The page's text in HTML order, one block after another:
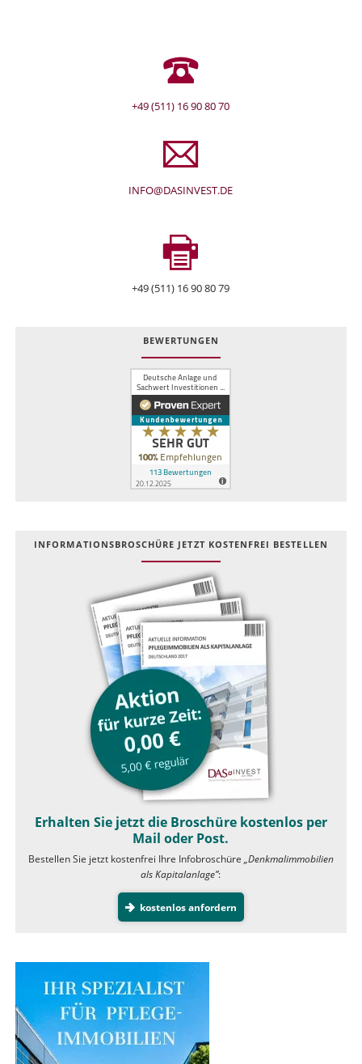
+49 (511) 16 90 80 70
INFO@DASINVEST.DE
+49 (511) 16 90 80 79
BEWERTUNGEN
INFOR­MATIONS­BROSCHÜRE JETZT KOSTEN­FREI BESTELLEN
Erhalten Sie jetzt die Broschüre kostenlos per
Mail oder Post.
Bestellen Sie jetzt kostenfrei Ihre Infobroschüre „Denkmalimmobilien
als Kapitalanlage”:
kostenlos anfordern